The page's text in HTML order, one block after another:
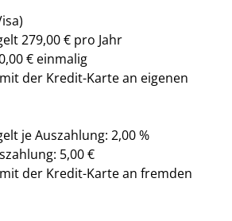
279,00 € pro Jahr
€ einmalig
der Kredit-Karte an eigenen
je Auszahlung: 2,00 %
5,00 €
der Kredit-Karte an fremden